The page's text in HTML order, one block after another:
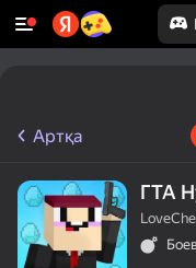
Артқа
ГТА